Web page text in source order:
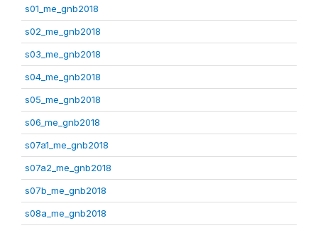
s01_me_gnb2018
s02_me_gnb2018
s03_me_gnb2018
s04_me_gnb2018
s05_me_gnb2018
s06_me_gnb2018
s07a1_me_gnb2018
s07a2_me_gnb2018
s07b_me_gnb2018
s08a_me_gnb2018